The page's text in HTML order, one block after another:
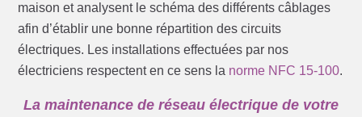
maison et analysent le schéma des différents câblages
afin d’établir une bonne répartition des circuits
électriques. Les installations effectuées par nos
électriciens respectent en ce sens la norme NFC 15-100.
La maintenance de réseau électrique de votre